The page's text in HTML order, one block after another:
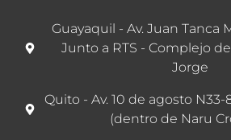
Guayaquil - Av. Juan Tanca
Junto a RTS - Complejo
Jorge
Quito - Av. 10 de agosto
(dentro de Naru